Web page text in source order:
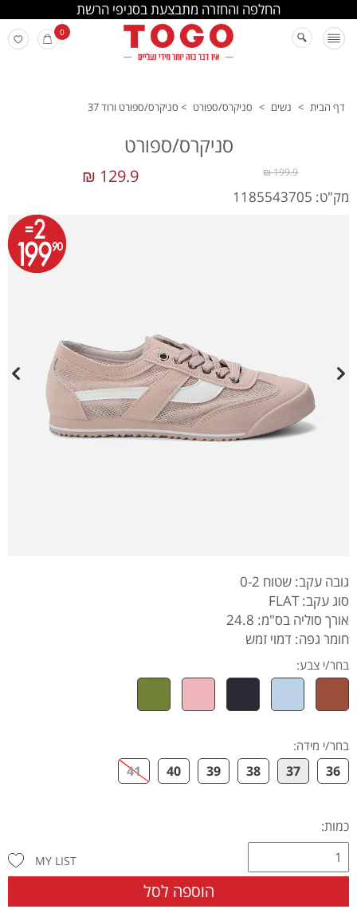
החלפה והחזרה מתבצעת בסניפי הרשת
0
דף הבית > נשים > סניקרס/ספורט > סניקרס/ספורט ורוד 37
סניקרס/ספורט
129.9 ₪ 199.9 ₪
מק"ט: 1185543705
גובה עקב: שטוח 0-2
סוג עקב: FLAT
אורך סוליה בס"מ: 24.8
חומר גפה: דמוי זמש
בחר/י צבע:
בחר/י מידה:
36
37
38
39
40
41
כמות:
הוספה לסל
MY LIST